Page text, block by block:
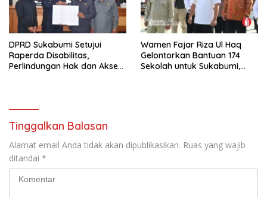
DPRD Sukabumi Setujui
Raperda Disabilitas,
Perlindungan Hak dan Akses
Wamen Fajar Riza Ul Haq
Gelontorkan Bantuan 174
Sekolah untuk Sukabumi,
Tinggalkan Balasan
Alamat email Anda tidak akan dipublikasikan. Ruas yang wajib
ditandai *